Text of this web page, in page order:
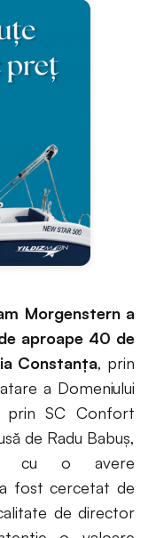
Morgenstern a
aproape 40 de
Constanța, prin
a Domeniului
prin SC Confort
de Radu Babuș,
cu o avere
fost cercetat de
de director